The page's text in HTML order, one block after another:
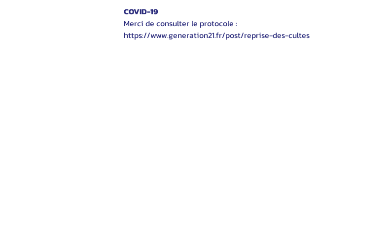
COVID-19
Merci de consulter le protocole :
https://www.generation21.fr/post/reprise-des-cultes